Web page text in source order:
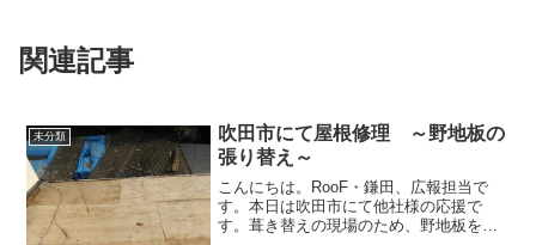
関連記事
未分類
吹田市にて屋根修理 ～野地板の
張り替え～
こんにちは。RooF・鎌田、広報担当で
す。本日は吹田市にて他社様の応援で
す。葺き替えの現場のため、野地板をは